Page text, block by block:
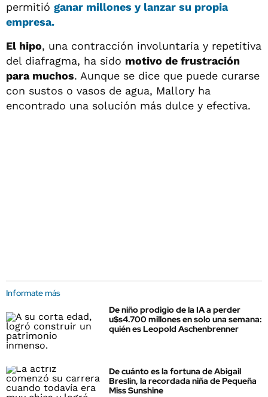
permitió ganar millones y lanzar su propia
empresa.
El hipo, una contracción involuntaria y repetitiva
del diafragma, ha sido motivo de frustración
para muchos. Aunque se dice que puede curarse
con sustos o vasos de agua, Mallory ha
encontrado una solución más dulce y efectiva.
Informate más
De niño prodigio de la IA a perder
u$s4.700 millones en solo una semana:
quién es Leopold Aschenbrenner
De cuánto es la fortuna de Abigail
Breslin, la recordada niña de Pequeña
Miss Sunshine